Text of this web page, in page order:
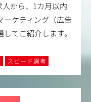
から、1カ月以内
ーケティング（広告
てご紹介します。
スピード選考